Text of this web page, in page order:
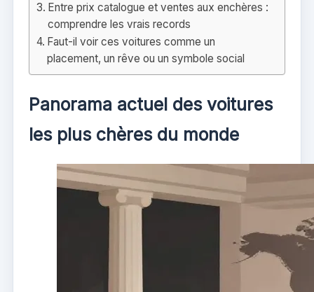
Entre prix catalogue et ventes aux enchères :
comprendre les vrais records
Faut-il voir ces voitures comme un
placement, un rêve ou un symbole social
Panorama actuel des voitures
les plus chères du monde